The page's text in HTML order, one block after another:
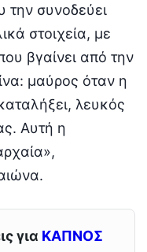
την συνοδεύει
στοιχεία, με
βγαίνει από την
μαύρος όταν η
λευκός
Αυτή η
για ΚΑΠΝΟΣ